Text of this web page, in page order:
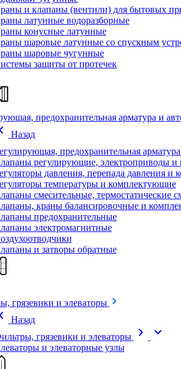
и клапаны (вентили) для бытовых
латунные водоразборные
конусные латунные
шаровые латунные со спускным
шаровые чугунные
защиты от протечек
предохранительная арматура и
Назад
предохранительная
регулирующие, электроприводы
давления, перепада давления и
температуры и комплектующие
смесительные, термостатические
краны балансировочные и
предохранительные
электромагнитные
и затворы обратные
грязевики и элеваторы
Назад
грязевики и элеваторы
chevron_right expand_more
и элеваторные узлы